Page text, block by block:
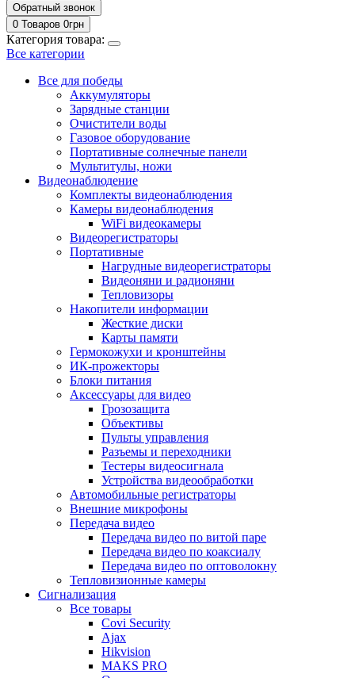
Обратный звонок
0 Товаров 0грн
Категория товара:
Все категории
Все для победы
Аккумуляторы
Зарядные станции
Очистители воды
Газовое оборудование
Портативные солнечные панели
Мультитулы, ножи
Видеонаблюдение
Комплекты видеонаблюдения
Камеры видеонаблюдения
WiFi видеокамеры
Видеорегистраторы
Портативные
Нагрудные видеорегистраторы
Видеоняни и радионяни
Тепловизоры
Накопители информации
Жесткие диски
Карты памяти
Гермокожухи и кронштейны
ИК-прожекторы
Блоки питания
Аксессуары для видео
Грозозащита
Объективы
Пульты управления
Разъемы и переходники
Тестеры видеосигнала
Устройства видеообработки
Автомобильные регистраторы
Внешние микрофоны
Передача видео
Передача видео по витой паре
Передача видео по коаксиалу
Передача видео по оптоволокну
Тепловизионные камеры
Сигнализация
Все товары
Covi Security
Ajax
Hikvision
MAKS PRO